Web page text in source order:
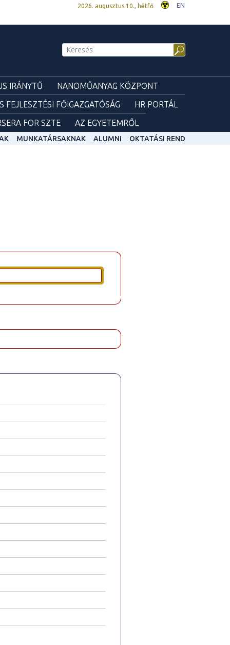
2026. augusztus 10., hétfő EN
IRÁNYTŰ
NANOMŰANYAG KÖZPONT
FEJLESZTÉSI FŐIGAZGATÓSÁG
HR PORTÁL
FOR SZTE AZ EGYETEMRŐL
MUNKATÁRSAKNAK ALUMNI OKTATÁSI REND